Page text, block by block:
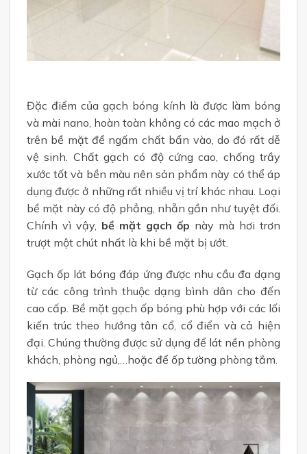
Đặc điểm của gạch bóng kính là được làm bóng
và mài nano, hoàn toàn không có các mao mạch ở
trên bề mặt để ngấm chất bẩn vào, do đó rất dễ
vệ sinh. Chất gạch có độ cứng cao, chống trầy
xước tốt và bền màu nên sản phẩm này có thể áp
dụng được ở những rất nhiều vị trí khác nhau. Loại
bề mặt này có độ phẳng, nhẵn gần như tuyệt đối.
Chính vì vậy, bề mặt gạch ốp này mà hơi trơn
trượt một chút nhất là khi bề mặt bị ướt.
Gạch ốp lát bóng đáp ứng được nhu cầu đa dạng
từ các công trình thuộc dạng bình dân cho đến
cao cấp. Bề mặt gạch ốp bóng phù hợp với các lối
kiến trúc theo hướng tân cổ, cổ điển và cả hiện
đại. Chúng thường được sử dụng để lát nền phòng
khách, phòng ngủ,…hoặc để ốp tường phòng tắm.